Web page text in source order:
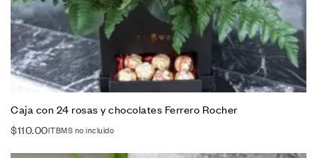
Caja con 24 rosas y chocolates Ferrero Rocher
$110.00ITBMS no incluido